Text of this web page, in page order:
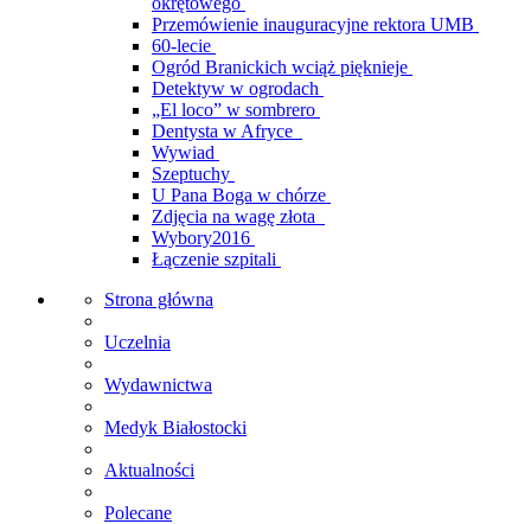
Przemówienie inauguracyjne rektora UMB
60-lecie
Ogród Branickich wciąż pięknieje
Detektyw w ogrodach
„El loco” w sombrero
Dentysta w Afryce
Wywiad
Szeptuchy
U Pana Boga w chórze
Zdjęcia na wagę złota
Wybory2016
Łączenie szpitali
Strona główna
Uczelnia
Wydawnictwa
Medyk Białostocki
Aktualności
Polecane